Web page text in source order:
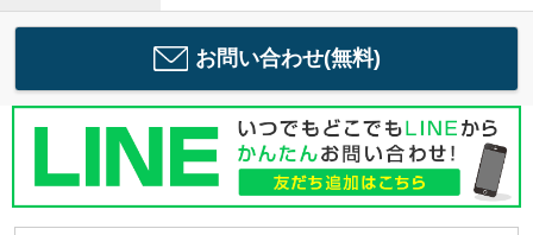
お問い合わせ(無料)